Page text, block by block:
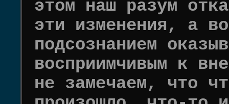
этом наш разум
эти изменения, а
подсознанием
восприимчивым к
не замечаем, что